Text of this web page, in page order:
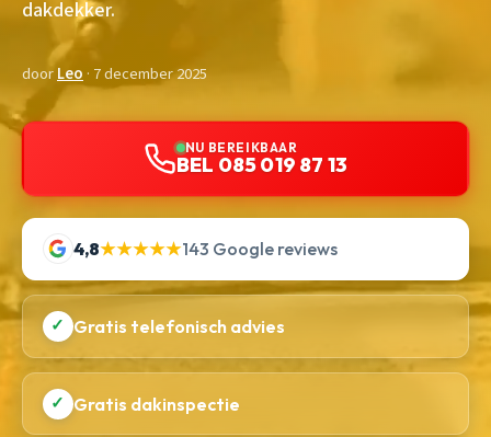
dakdekker.
doorLeo · 7 december 2025
NU BEREIKBAAR
BEL 085 019 87 13
4,8★★★★★143 Google reviews
✓ Gratis telefonisch advies
✓ Gratis dakinspectie